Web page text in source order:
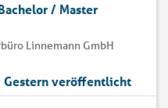
/ Master
Linnemann GmbH
Gestern veröffentlicht